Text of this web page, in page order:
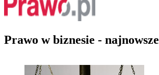
Prawo w biznesie - najnowsze